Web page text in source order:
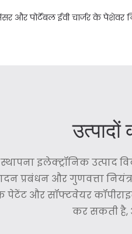
और पोर्टेबल ईवी चार्जर के पेशेवर
स्थापना इलेक्ट्रॉनिक
प्रबंधन और गुणवत्ता
और सॉफ्टवेयर कॉपीराइट
कर सकती है,